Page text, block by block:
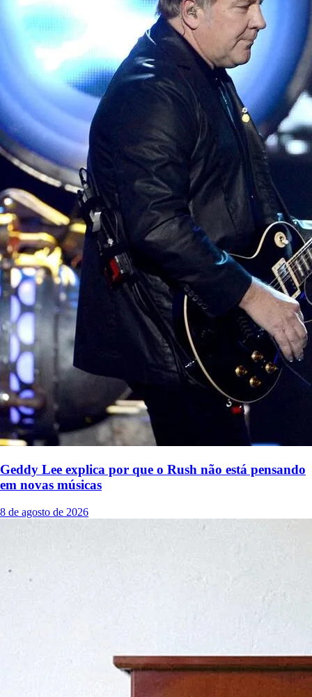
Geddy Lee explica por que o Rush não está pensando
em novas músicas
8 de agosto de 2026